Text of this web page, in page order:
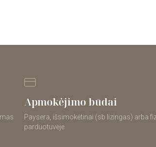
Apmokėjimo būdai
Paysera, išsimokėtinai (sb lizingas) arba
parduotuvėje